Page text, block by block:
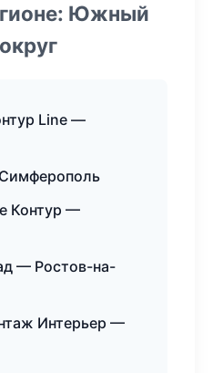
Южный
Line —
Контур —
— Ростов-на-
Интерьер —